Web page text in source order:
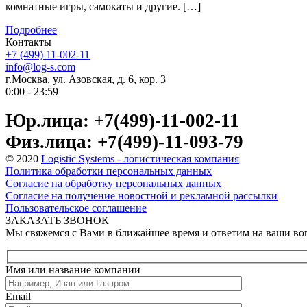
комнатные игры, самокаты и другие. […]
Подробнее
Контакты
+7 (499) 11-002-11
info@log-s.com
г.Москва, ул. Азовская, д. 6, кор. 3
0:00 - 23:59
Юр.лица: +7(499)-11-002-11
Физ.лица: +7(499)-11-093-79
© 2020 Logistic Systems - логистическая компания
Политика обработки персональных данных
Согласие на обработку персональных данных
Согласие на получение новостной и рекламной рассылки
Пользовательское соглашение
ЗАКАЗАТЬ ЗВОНОК
Мы свяжемся с Вами в ближайшее время и ответим на ваши
Имя или название компании
Email